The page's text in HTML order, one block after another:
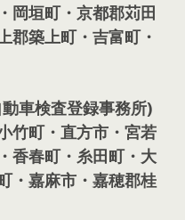
岡垣町・京都郡苅田
郡築上町・吉富町・
車検査登録事務所)
竹町・直方市・宮若
香春町・糸田町・大
・嘉麻市・嘉穂郡桂